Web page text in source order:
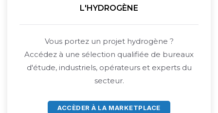
L'HYDROGÈNE
Vous portez un projet hydrogène ?
Accédez à une sélection qualifiée de bureaux
d'étude, industriels, opérateurs et experts du
secteur.
ACCÈDER À LA MARKETPLACE